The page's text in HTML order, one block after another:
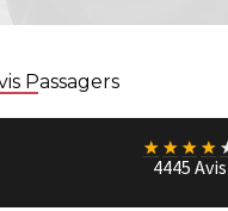
Passagers
★ ★ ★ ★
4445 Avis